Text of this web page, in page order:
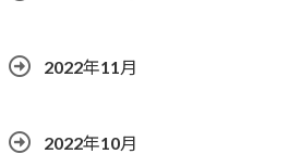
2022年11月
2022年10月